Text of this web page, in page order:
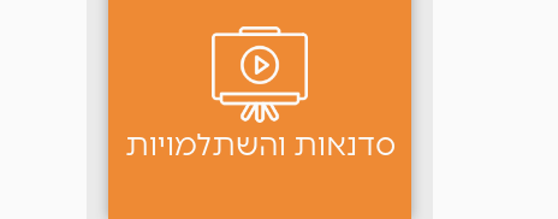
סדנאות והשתלמויות